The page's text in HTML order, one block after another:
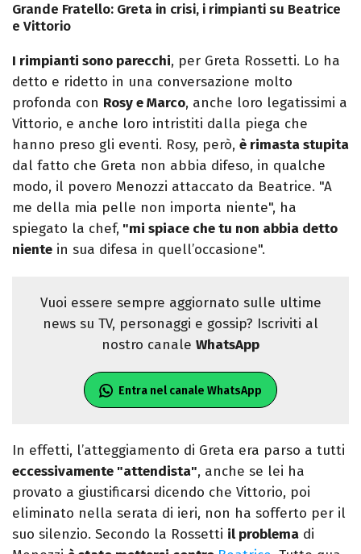
Grande Fratello: Greta in crisi, i rimpianti su Beatrice
e Vittorio
I rimpianti sono parecchi, per Greta Rossetti. Lo ha
detto e ridetto in una conversazione molto
profonda con Rosy e Marco, anche loro legatissimi a
Vittorio, e anche loro intristiti dalla piega che
hanno preso gli eventi. Rosy, però, è rimasta stupita
dal fatto che Greta non abbia difeso, in qualche
modo, il povero Menozzi attaccato da Beatrice. "A
me della mia pelle non importa niente", ha
spiegato la chef, "mi spiace che tu non abbia detto
niente in sua difesa in quell’occasione".
Vuoi essere sempre aggiornato sulle ultime
news su TV, personaggi e gossip? Iscriviti al
nostro canale WhatsApp
Entra nel canale WhatsApp
In effetti, l’atteggiamento di Greta era parso a tutti
eccessivamente "attendista", anche se lei ha
provato a giustificarsi dicendo che Vittorio, poi
eliminato nella serata di ieri, non ha sofferto per il
suo silenzio. Secondo la Rossetti il problema di